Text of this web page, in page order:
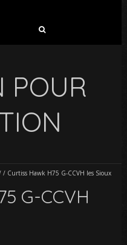
POUR
/ Curtiss Hawk H75 G-CCVH les Sioux
G-CCVH